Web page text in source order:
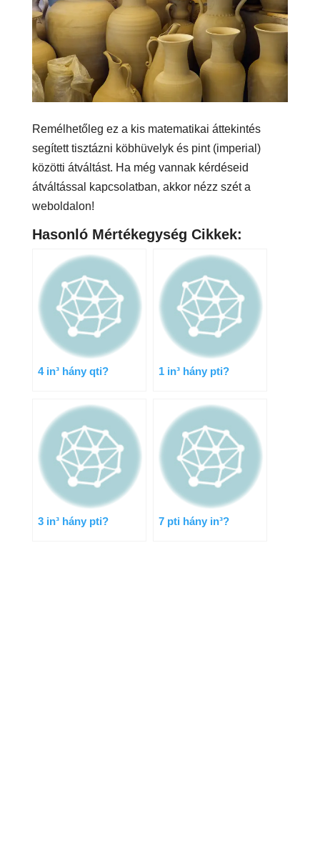
Remélhetőleg ez a kis matematikai áttekintés
segített tisztázni köbhüvelyk és pint (imperial)
közötti átváltást. Ha még vannak kérdéseid
átváltással kapcsolatban, akkor nézz szét a
weboldalon!
Hasonló Mértékegység Cikkek:
4 in³ hány qti? 1 in³ hány pti?
3 in³ hány pti? 7 pti hány in³?